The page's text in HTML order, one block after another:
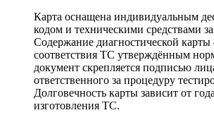
Карта оснащена индивидуальным
кодом и техническими средствами
Содержание диагностической
соответствия ТС утверждённым
документ скрепляется подписью
ответственного за процедуру
Долговечность карты зависит от года
изготовления ТС.